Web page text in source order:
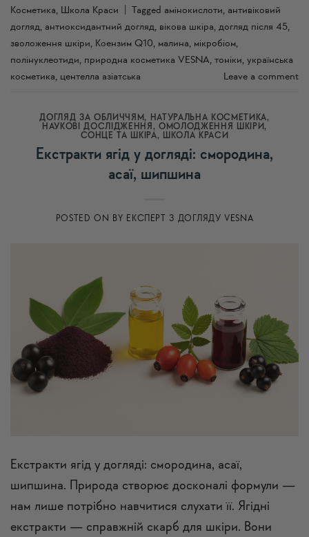
Косметика, Школа Краси Tagged амінокислоти, антивіковий
догляд, антиоксидантний догляд, вікова шкіра, догляд після 45,
зволоження шкіри, Коензим Q10, малина, мікробіом,
полінуклеотиди, природна косметика VESNA, тоніки, українська
косметика, центелла азіатська Leave a comment
ДОГЛЯД ЗА ОБЛИЧЧЯМ , НАТУРАЛЬНА КОСМЕТИКА,
НАУКОВІ ДОСЛІДЖЕННЯ , ОМОЛОДЖЕННЯ ШКІРИ ,
СОНЦЕ ТА ШКІРА, ШКОЛА КРАСИ
Екстракти ягід у догляді: смородина,
асаї, шипшина
POSTED ON BY ЕКСПЕРТ З ДОГЛЯДУ VESNA
Екстракти ягід у догляді: смородина, асаї,
шипшина. Природа створює досконалі формули —
нам лише потрібно навчитися слухати її. Ягідні
екстракти — справжній скарб для шкіри. Вони